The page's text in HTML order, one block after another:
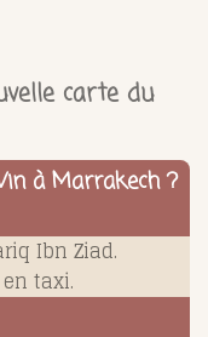
carte du
à Marrakech ?
Ibn Ziad.
taxi.